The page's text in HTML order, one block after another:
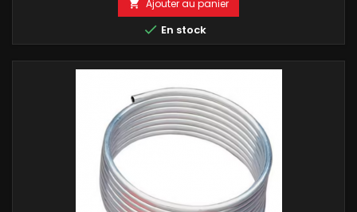
 Ajouter au panier
 En stock